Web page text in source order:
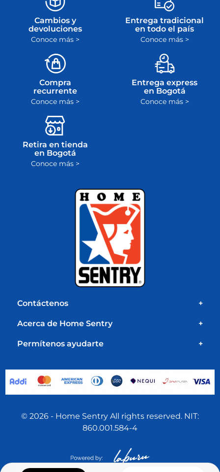
Cambios y
devoluciones
Conoce más >
Entrega tradicional
en todo el país
Conoce más >
Compra
recurrente
Conoce más >
Entrega express
en Bogotá
Conoce más >
Retira en tienda
en Bogotá
Conoce más >
Contáctenos +
Acerca de Home Sentry +
Permítenos ayudarte +
© 2026 - Home Sentry All rights reserved. NIT:
860.001.584-4